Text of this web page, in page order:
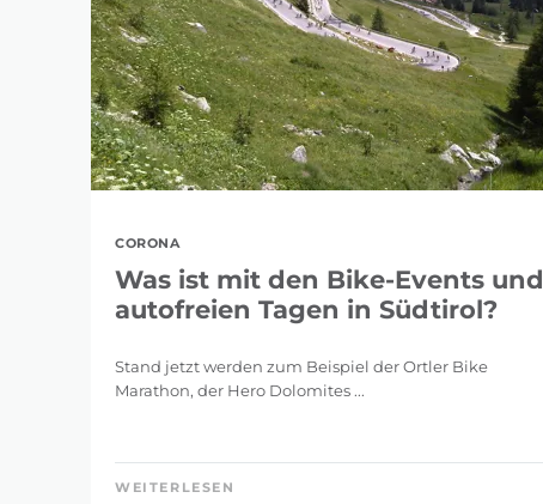
CORONA
Was ist mit den Bike-Events und
autofreien Tagen in Südtirol?
Stand jetzt werden zum Beispiel der Ortler Bike
Marathon, der Hero Dolomites ...
WEITERLESEN